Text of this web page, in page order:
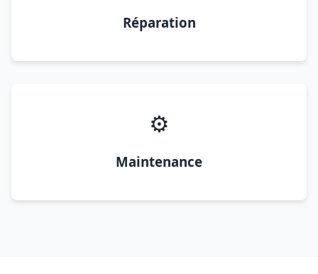
Réparation
⚙️
Maintenance